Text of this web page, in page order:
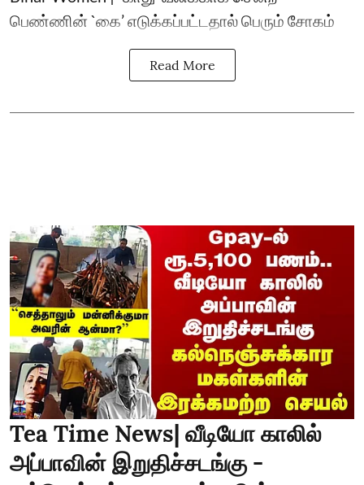
பெண்ணின் `கை’ எடுக்கப்பட்டதால் பெரும் சோகம்
Read More
Tea Time News| வீடியோ காலில்
அப்பாவின் இறுதிச்சடங்கு -